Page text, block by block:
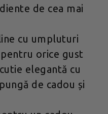
de cea mai
cu umpluturi
orice gust
elegantă cu
de cadou și